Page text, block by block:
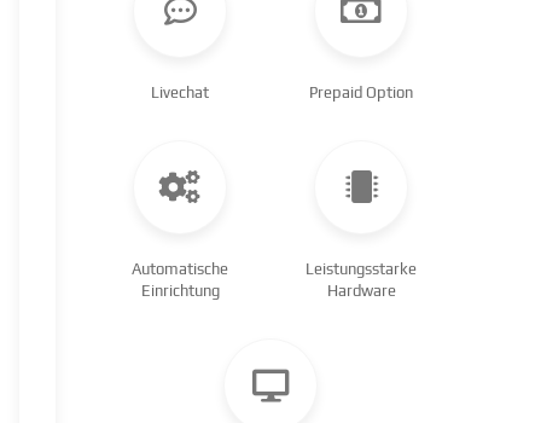
Livechat Prepaid Option
Automatische
Einrichtung
Leistungsstarke
Hardware